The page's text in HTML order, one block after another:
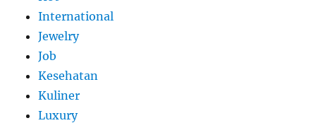
International
Jewelry
Job
Kesehatan
Kuliner
Luxury